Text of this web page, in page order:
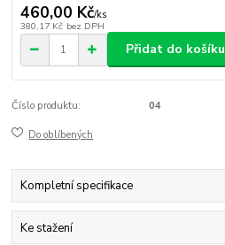
460,00 Kč/ks
380,17 Kč bez DPH
Přidat do košíku
Číslo produktu: 04
Do oblíbených
Kompletní specifikace
Ke stažení